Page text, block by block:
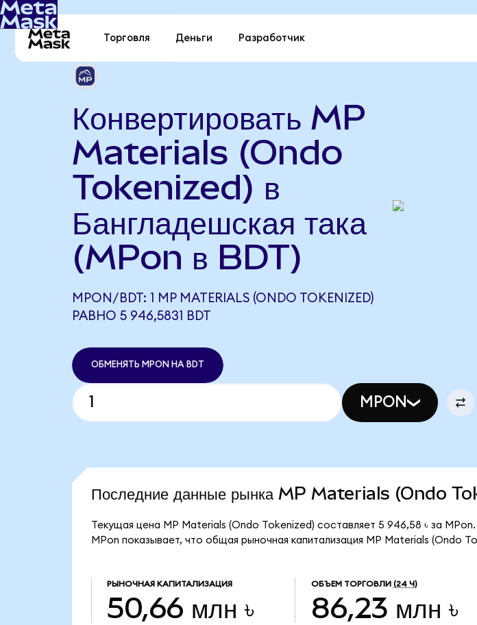
Торговля Деньги Разработчик
Конвертировать MP
Materials (Ondo
Tokenized) в
Бангладешская така
(MPon в BDT)
MPON/BDT: 1 MP MATERIALS (ONDO TOKENIZED)
РАВНО 5 946,5831 BDT
ОБМЕНЯТЬ MPON НА BDT
MPON
Последние данные рынка MP Materials (Ondo
Текущая цена MP Materials (Ondo Tokenized) составляет 5 946,58 ৳ за
MPon показывает, что общая рыночная капитализация MP Materials (Ondo
РЫНОЧНАЯ КАПИТАЛИЗАЦИЯ
50,66 млн ৳
ОБЪЕМ ТОРГОВЛИ (24 Ч)
86,23 млн ৳